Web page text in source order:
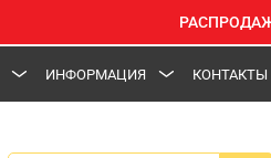
ИНФОРМАЦИЯ КОНТАКТЫ